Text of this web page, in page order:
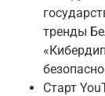
тренды
Старт